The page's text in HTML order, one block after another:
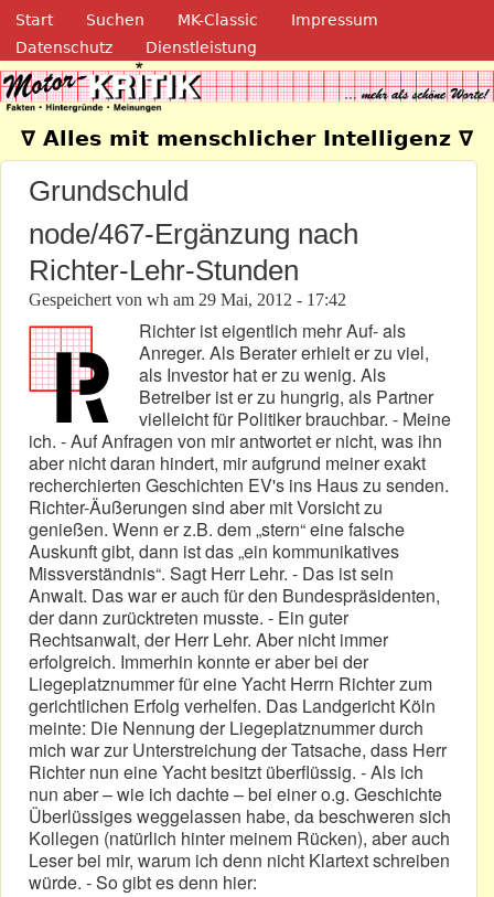
Direkt zum Inhalt
Navigation
Start Suchen MK-Classic
Impressum
Datenschutz
Dienstleistung
Motor-Kritik.de
∇ Alles mit menschlicher Intelligenz ∇
Grundschuld
node/467-Ergänzung nach
Richter-Lehr-Stunden
Gespeichert von wh am 29 Mai, 2012 - 17:42
Richter ist eigentlich mehr Auf- als
Anreger. Als Berater erhielt er zu viel,
als Investor hat er zu wenig. Als
Betreiber ist er zu hungrig, als Partner
vielleicht für Politiker brauchbar. - Meine
ich. - Auf Anfragen von mir antwortet er nicht, was ihn
aber nicht daran hindert, mir aufgrund meiner exakt
recherchierten Geschichten EV's ins Haus zu senden.
Richter-Äußerungen sind aber mit Vorsicht zu
genießen. Wenn er z.B. dem „stern“ eine falsche
Auskunft gibt, dann ist das „ein kommunikatives
Missverständnis“. Sagt Herr Lehr. - Das ist sein
Anwalt. Das war er auch für den Bundespräsidenten,
der dann zurücktreten musste. - Ein guter
Rechtsanwalt, der Herr Lehr. Aber nicht immer
erfolgreich. Immerhin konnte er aber bei der
Liegeplatznummer für eine Yacht Herrn Richter zum
gerichtlichen Erfolg verhelfen. Das Landgericht Köln
meinte: Die Nennung der Liegeplatznummer durch
mich war zur Unterstreichung der Tatsache, dass Herr
Richter nun eine Yacht besitzt überflüssig. - Als ich
nun aber – wie ich dachte – bei einer o.g. Geschichte
Überlüssiges weggelassen habe, da beschweren sich
Kollegen (natürlich hinter meinem Rücken), aber auch
Leser bei mir, warum ich denn nicht Klartext schreiben
würde. - So gibt es denn hier: